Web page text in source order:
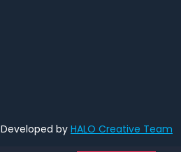
Developed by HALO Creative Team